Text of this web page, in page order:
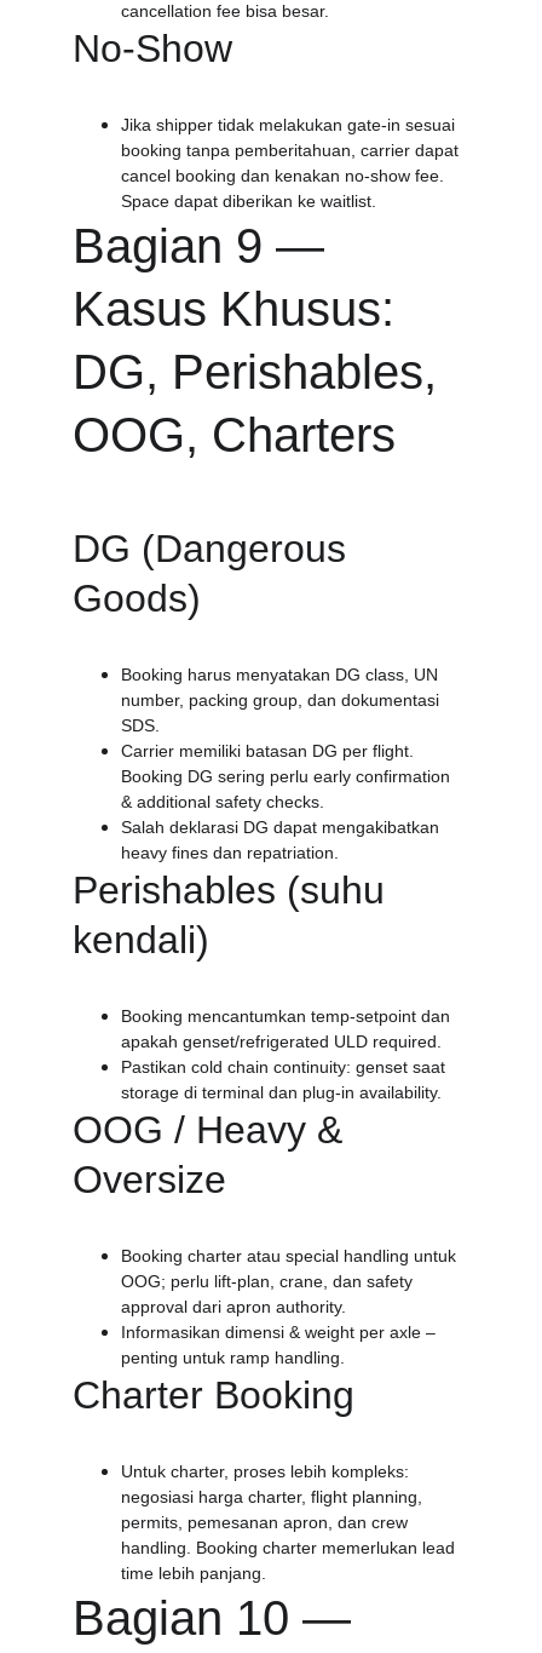
cancellation fee bisa besar.
No-Show
Jika shipper tidak melakukan gate-in sesuai
booking tanpa pemberitahuan, carrier dapat
cancel booking dan kenakan no-show fee.
Space dapat diberikan ke waitlist.
Bagian 9 —
Kasus Khusus:
DG, Perishables,
OOG, Charters
DG (Dangerous
Goods)
Booking harus menyatakan DG class, UN
number, packing group, dan dokumentasi
SDS.
Carrier memiliki batasan DG per flight.
Booking DG sering perlu early confirmation
& additional safety checks.
Salah deklarasi DG dapat mengakibatkan
heavy fines dan repatriation.
Perishables (suhu
kendali)
Booking mencantumkan temp-setpoint dan
apakah genset/refrigerated ULD required.
Pastikan cold chain continuity: genset saat
storage di terminal dan plug-in availability.
OOG / Heavy &
Oversize
Booking charter atau special handling untuk
OOG; perlu lift-plan, crane, dan safety
approval dari apron authority.
Informasikan dimensi & weight per axle –
penting untuk ramp handling.
Charter Booking
Untuk charter, proses lebih kompleks:
negosiasi harga charter, flight planning,
permits, pemesanan apron, dan crew
handling. Booking charter memerlukan lead
time lebih panjang.
Bagian 10 —